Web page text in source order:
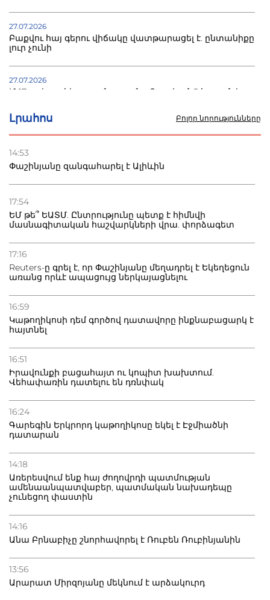
Լրահոս Բոլոր նորությունները
14:53
Փաշինյանը զանգահարել է Ալիևին
17:54
ԵՄ թե՞ ԵԱՏՄ. Ընտրությունը պետք է հիմնվի
մասնագիտական հաշվարկների վրա. փորձագետ
17:16
Reuters-ը գրել է, որ Փաշինյանը մեղադրել է Եկեղեցուն
առանց որևէ ապացույց ներկայացնելու
16:59
Կաթողիկոսի դեմ գործով դատավորը ինքնաբացարկ է
հայտնել
16:51
Իրավունքի բացահայտ ու կոպիտ խախտում.
Վեհափառին դատելու են դռնփակ
16:24
Գարեգին Երկրորդ կաթողիկոսը եկել է Էջմիածնի
դատարան
14:18
Առերեսվում ենք հայ ժողովրդի պատմության
ամենաանպատվաբեր, պատմական նախադեպը
չունեցող փաստին
14:16
Անա Բրնաբիչը շնորհավորել է Ռուբեն Ռուբինյանին
13:56
Արարատ Միրզոյանը մեկնում է արձակուրդ
27.07.2026
Բաքվու հայ գերու վիճակը վատթարացել է. ընտանիքը
լուր չունի
27.07.2026
Մ-17 աշխարհի առաջնությունը Բաքվում. 5 հայ ըմբիշ
22.07.2026
տուժածներ կան
21.07.2026
Դատվածություն ունեցող միգրանտներին կարգելվի
բնակվել Ռուսաստանում
20.07.2026
Բաքվի բանտից գեներալ Մանուկյանը դիմել է
Փաշինյանին